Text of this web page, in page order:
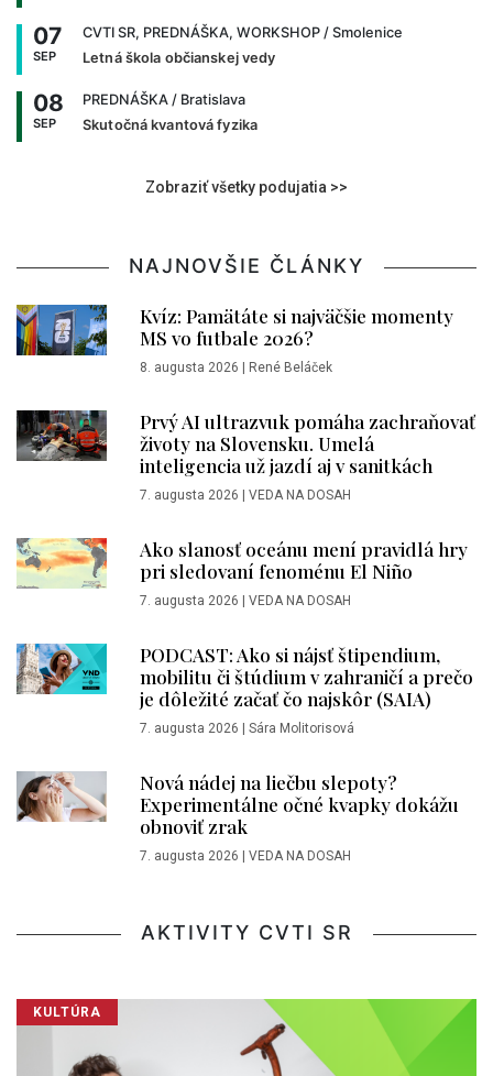
07
SEP
CVTI SR, PREDNÁŠKA, WORKSHOP / Smolenice
Letná škola občianskej vedy
08
SEP
PREDNÁŠKA / Bratislava
Skutočná kvantová fyzika
Zobraziť všetky podujatia >>
NAJNOVŠIE ČLÁNKY
Kvíz: Pamätáte si najväčšie momenty
MS vo futbale 2026?
8. augusta 2026 René Beláček
Prvý AI ultrazvuk pomáha zachraňovať
životy na Slovensku. Umelá
inteligencia už jazdí aj v sanitkách
7. augusta 2026 VEDA NA DOSAH
Ako slanosť oceánu mení pravidlá hry
pri sledovaní fenoménu El Niño
7. augusta 2026 VEDA NA DOSAH
PODCAST: Ako si nájsť štipendium,
mobilitu či štúdium v zahraničí a prečo
je dôležité začať čo najskôr (SAIA)
7. augusta 2026 Sára Molitorisová
Nová nádej na liečbu slepoty?
Experimentálne očné kvapky dokážu
obnoviť zrak
7. augusta 2026 VEDA NA DOSAH
AKTIVITY CVTI SR
KULTÚRA